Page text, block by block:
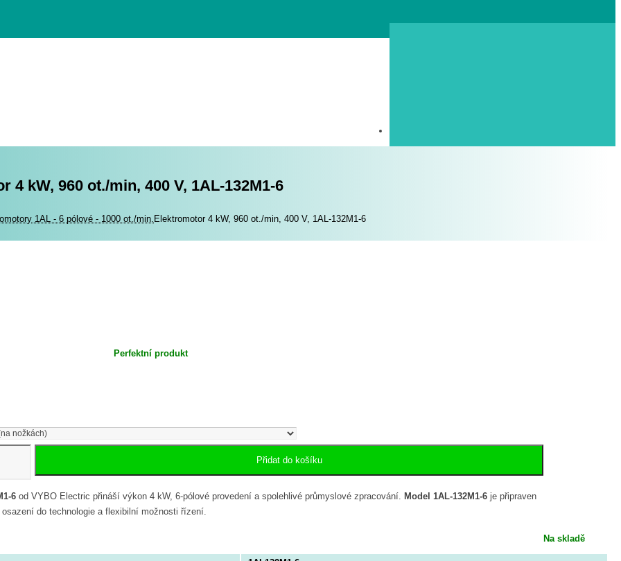
4 kW, 960 ot./min, 400 V, 1AL-132M1-6
1AL - 6 pólové - 1000 ot./min. Elektromotor 4 kW, 960 ot./min, 400 V, 1AL-132M1-6
Perfektní produkt
Na skladě
Přidat do košíku
6 od VYBO Electric přináší výkon 4 kW, 6-pólové provedení a spolehlivé průmyslové zpracování. Model 1AL-132M1-6 je připraven
do technologie a flexibilní možnosti řízení.